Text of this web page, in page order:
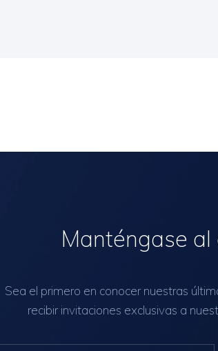
Manténgase al
Sea el primero en conocer nuestras
recibir invitaciones exclusivas a